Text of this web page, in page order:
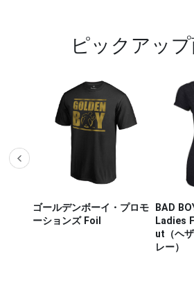
ピックアッ
ゴールデンボーイ・プロモ
ーションズ Foil
BAD
Ladies
ut（ヘ
レー）